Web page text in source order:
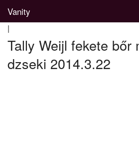
Vanity
Divatblog
|
Tally Weijl fekete bőr
dzseki 2014.3.22